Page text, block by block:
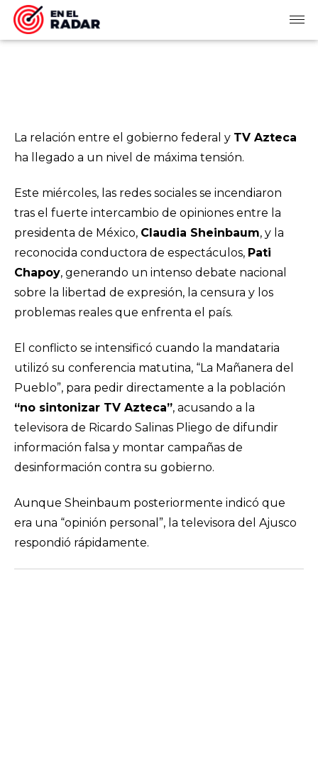
La relación entre el gobierno federal y TV Azteca
ha llegado a un nivel de máxima tensión.
Este miércoles, las redes sociales se incendiaron
tras el fuerte intercambio de opiniones entre la
presidenta de México, Claudia Sheinbaum, y la
reconocida conductora de espectáculos, Pati
Chapoy, generando un intenso debate nacional
sobre la libertad de expresión, la censura y los
problemas reales que enfrenta el país.
El conflicto se intensificó cuando la mandataria
utilizó su conferencia matutina, “La Mañanera del
Pueblo”, para pedir directamente a la población
“no sintonizar TV Azteca”, acusando a la
televisora de Ricardo Salinas Pliego de difundir
información falsa y montar campañas de
desinformación contra su gobierno.
Aunque Sheinbaum posteriormente indicó que
era una “opinión personal”, la televisora del Ajusco
respondió rápidamente.